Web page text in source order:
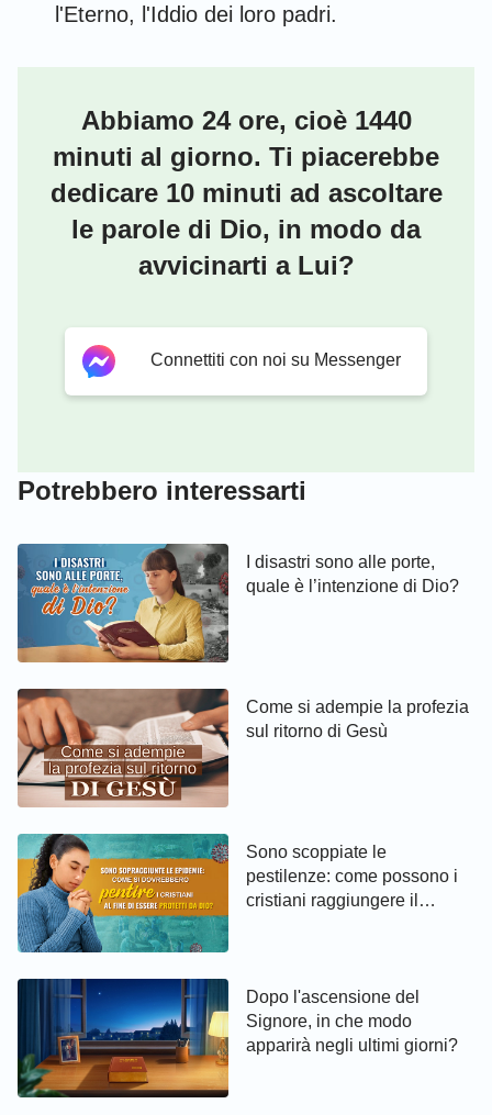
l'Eterno, l'Iddio dei loro padri.
Abbiamo 24 ore, cioè 1440
minuti al giorno. Ti piacerebbe
dedicare 10 minuti ad ascoltare
le parole di Dio, in modo da
avvicinarti a Lui?
Connettiti con noi su Messenger
Potrebbero interessarti
I disastri sono alle porte,
quale è l’intenzione di Dio?
Come si adempie la profezia
sul ritorno di Gesù
Sono scoppiate le
pestilenze: come possono i
cristiani raggiungere il
Dopo l'ascensione del
Signore, in che modo
apparirà negli ultimi giorni?